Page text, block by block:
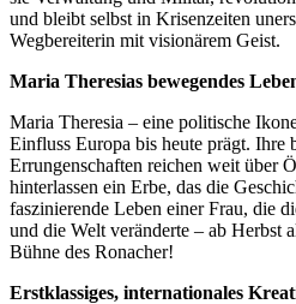
und bleibt selbst in Krisenzeiten
Wegbereiterin mit visionärem Geist.
Maria Theresias bewegendes
Maria Theresia – eine politische
Einfluss Europa bis heute prägt. Ihre
Errungenschaften reichen weit über
hinterlassen ein Erbe, das die
faszinierende Leben einer Frau, die
und die Welt veränderte – ab Herbst
Bühne des Ronacher!
Erstklassiges, internationales